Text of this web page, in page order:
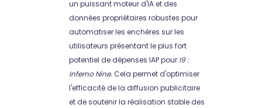
un puissant moteur d'IA et des
données propriétaires robustes pour
automatiser les enchères sur les
utilisateurs présentant le plus fort
potentiel de dépenses IAP pour I9 :
Inferno Nine. Cela permet d'optimiser
l'efficacité de la diffusion publicitaire
et de soutenir la réalisation stable des